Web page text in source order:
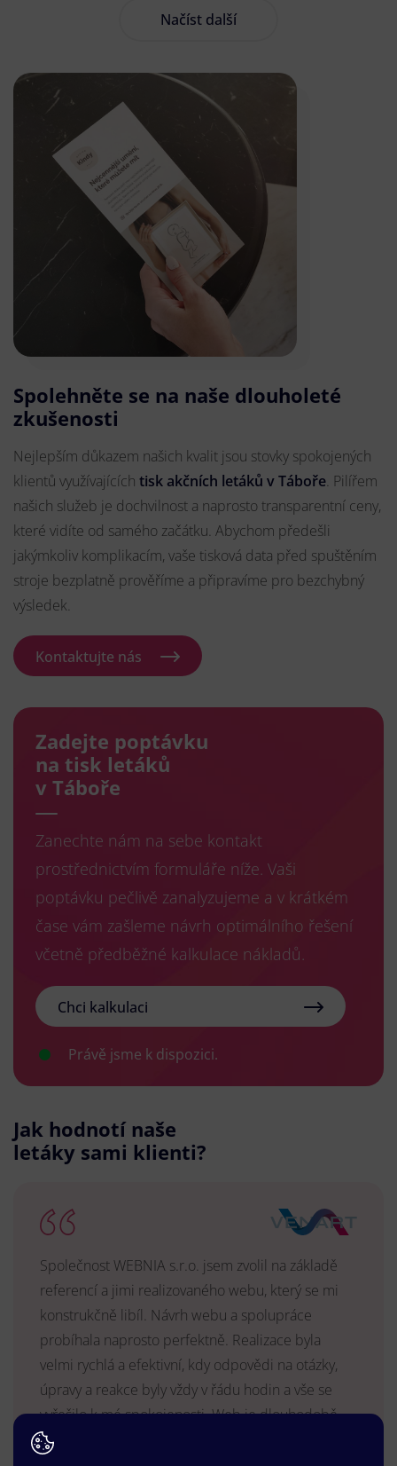
Načíst další
Spolehněte se na naše dlouholeté
zkušenosti
Nejlepším důkazem našich kvalit jsou stovky spokojených
klientů využívajících tisk akčních letáků v Táboře. Pilířem
našich služeb je dochvilnost a naprosto transparentní ceny,
které vidíte od samého začátku. Abychom předešli
jakýmkoliv komplikacím, vaše tisková data před spuštěním
stroje bezplatně prověříme a připravíme pro bezchybný
výsledek.
Kontaktujte nás
Zadejte poptávku
na tisk letáků
v Táboře
Zanechte nám na sebe kontakt
prostřednictvím formuláře níže. Vaši
poptávku pečlivě zanalyzujeme a v krátkém
čase vám zašleme návrh optimálního řešení
včetně předběžné kalkulace nákladů.
Chci kalkulaci
Právě jsme k dispozici.
Jak hodnotí naše
letáky sami klienti?
Společnost WEBNIA s.r.o. jsem zvolil na základě
referencí a jimi realizovaného webu, který se mi
konstrukčně libíl. Návrh webu a spolupráce
probíhala naprosto perfektně. Realizace byla
velmi rychlá a efektivní, kdy odpovědi na otázky,
úpravy a reakce byly vždy v řádu hodin a vše se
vyřešilo k mé spokojenosti. Web je dlouhodobě
vyhovující, stabilní, průběžně upravován a podílí se